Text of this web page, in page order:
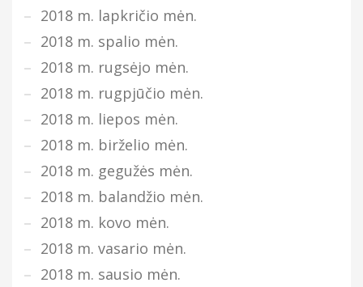
2018 m. lapkričio mėn.
2018 m. spalio mėn.
2018 m. rugsėjo mėn.
2018 m. rugpjūčio mėn.
2018 m. liepos mėn.
2018 m. birželio mėn.
2018 m. gegužės mėn.
2018 m. balandžio mėn.
2018 m. kovo mėn.
2018 m. vasario mėn.
2018 m. sausio mėn.